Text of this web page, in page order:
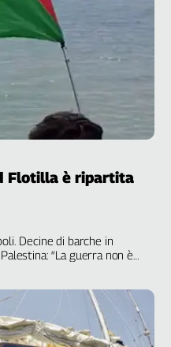
Flotilla è ripartita
Decine di barche in
“La guerra non è